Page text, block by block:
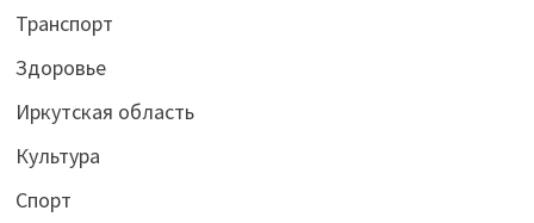
Транспорт
Здоровье
Иркутская область
Культура
Спорт